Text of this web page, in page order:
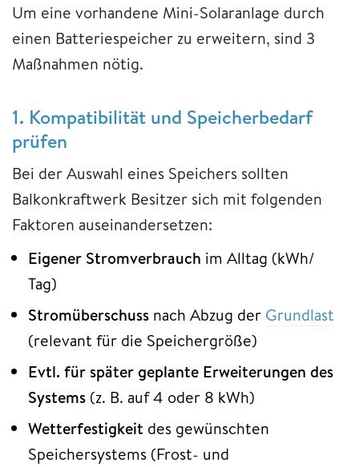
Um eine vorhandene Mini-Solaranlage durch
einen Batteriespeicher zu erweitern, sind 3
Maßnahmen nötig.
1. Kompatibilität und Speicherbedarf
prüfen
Bei der Auswahl eines Speichers sollten
Balkonkraftwerk Besitzer sich mit folgenden
Faktoren auseinandersetzen:
Eigener Stromverbrauch im Alltag (kWh/
Tag)
Stromüberschuss nach Abzug der Grundlast
(relevant für die Speichergröße)
Evtl. für später geplante Erweiterungen des
Systems (z. B. auf 4 oder 8 kWh)
Wetterfestigkeit des gewünschten
Speichersystems (Frost- und